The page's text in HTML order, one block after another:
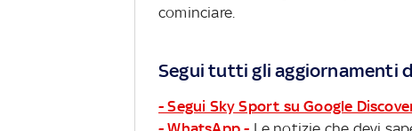
cominciare.
Segui tutti gli aggiornamenti
- Segui Sky Sport su Google